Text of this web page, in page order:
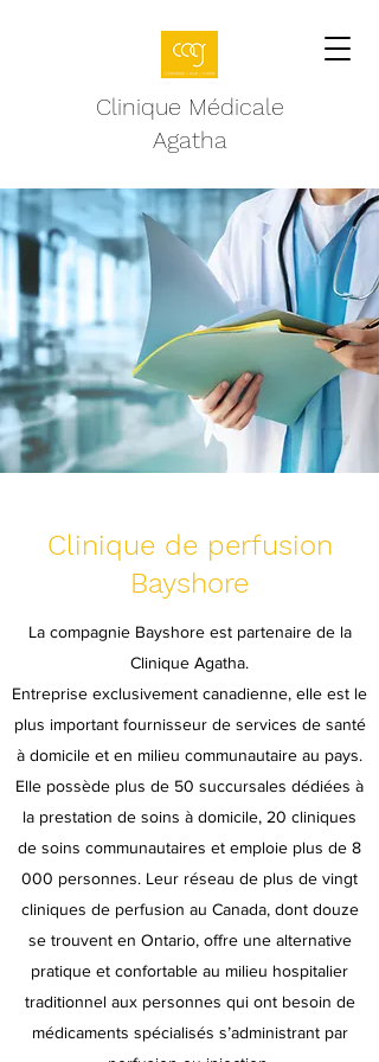
Clinique Médicale
Agatha
Clinique de perfusion
Bayshore
La compagnie Bayshore est partenaire de la
Clinique Agatha.
Entreprise exclusivement canadienne, elle est le
plus important fournisseur de services de santé
à domicile et en milieu communautaire au pays.
Elle possède plus de 50 succursales dédiées à
la prestation de soins à domicile, 20 cliniques
de soins communautaires et emploie plus de 8
000 personnes. Leur réseau de plus de vingt
cliniques de perfusion au Canada, dont douze
se trouvent en Ontario, offre une alternative
pratique et confortable au milieu hospitalier
traditionnel aux personnes qui ont besoin de
médicaments spécialisés s’administrant par